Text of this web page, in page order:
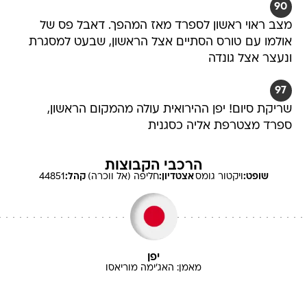
90
מצב ראוי ראשון לספרד מאז המהפך. דאבל פס של
אולמו עם טורס הסתיים אצל הראשון, שבעט למסגרת
ונעצר אצל גונדה
97
שריקת סיום! יפן ההירואית עולה מהמקום הראשון,
ספרד מצטרפת אליה כסגנית
הרכבי הקבוצות
שופט: ויקטור גומסאצטדיון:חליפה (אל ווכרה) קהל: 44851
יפן
מאמן: האג'ימה מוריאסו